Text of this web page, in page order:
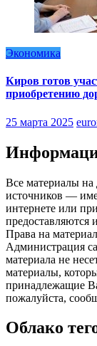
Экономика
Киров готов
приобретению
25 марта 2025
Все материалы на
источников —
интернете или
предоставляются
Права на
Администрация
материала не
материалы,
принадлежащие
пожалуйста,
Облако